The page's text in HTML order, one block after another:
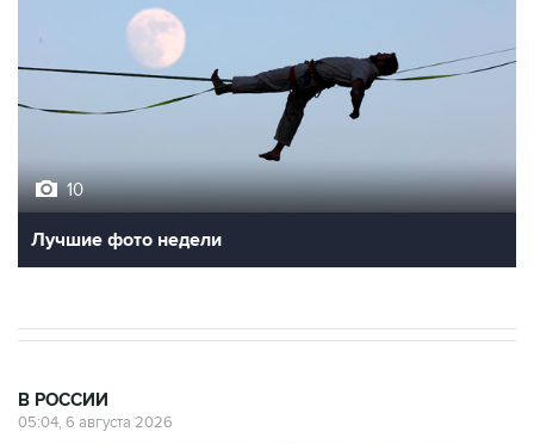
10
Лучшие фото недели
В РОССИИ
05:04, 6 августа 2026